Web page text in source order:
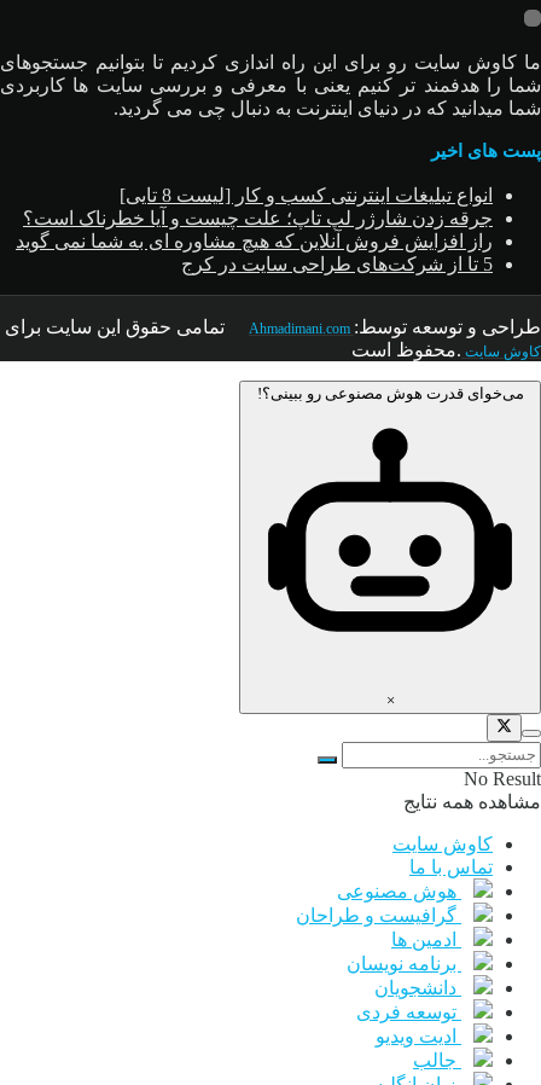
ما کاوش سایت رو برای این راه اندازی کردیم تا بتوانیم جستجوهای
شما را هدفمند تر کنیم یعنی با معرفی و بررسی سایت ها کاربردی
شما میدانید که در دنیای اینترنت به دنبال چی می گردید.
پست های اخیر
انواع تبلیغات اینترنتی کسب و کار [لیست 8 تایی]
جرقه زدن شارژر لپ تاپ؛ علت چیست و آیا خطرناک است؟
راز افزایش فروش آنلاین که هیچ مشاوره ای به شما نمی گوید
5 تا از شرکت‌های طراحی سایت در کرج
طراحی و توسعه توسط: تمامی حقوق این سایت برای
کاوش سایت .محفوظ است
می‌خوای قدرت هوش مصنوعی رو ببینی؟!
×
No Result
مشاهده همه نتایج
کاوش سایت
تماس با ما
هوش مصنوعی
گرافیست و طراحان
ادمین ها
برنامه نویسان
دانشجویان
توسعه فردی
ادیت ویدیو
جالب